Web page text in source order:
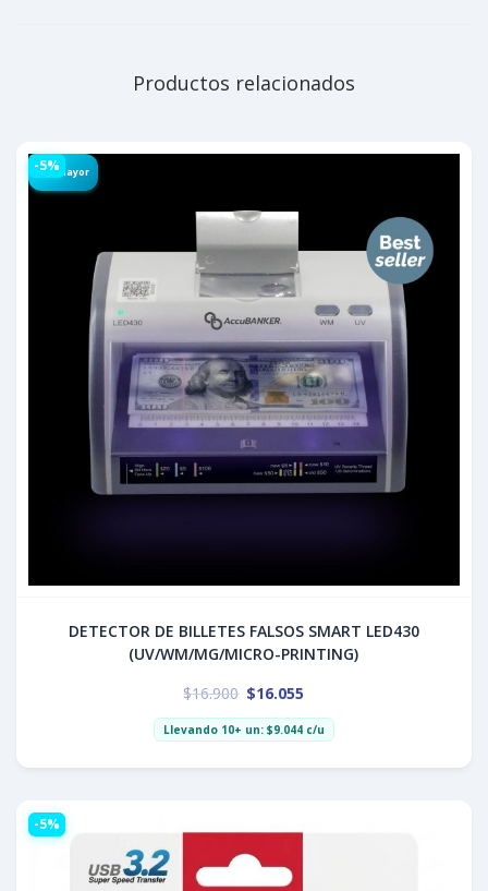
Productos relacionados
Por Mayor
-5%
DETECTOR DE BILLETES FALSOS SMART LED430
(UV/WM/MG/MICRO-PRINTING)
$16.900 $16.055
Llevando 10+ un: $9.044c/u
-5%